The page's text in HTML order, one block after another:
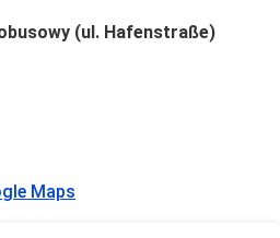
(ul. Hafenstraße)
Maps